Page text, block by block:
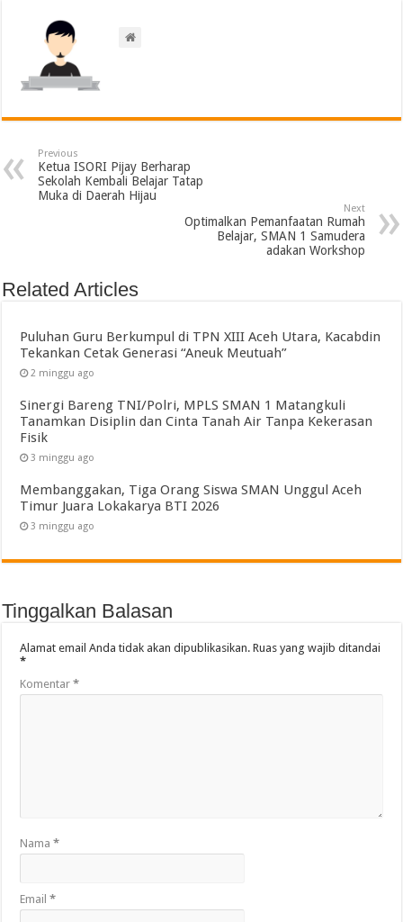
Previous
Ketua ISORI Pijay Berharap
Sekolah Kembali Belajar Tatap
Muka di Daerah Hijau
Next
Optimalkan Pemanfaatan Rumah
Belajar, SMAN 1 Samudera
adakan Workshop
Related Articles
Puluhan Guru Berkumpul di TPN XIII Aceh Utara, Kacabdin
Tekankan Cetak Generasi “Aneuk Meutuah”
2 minggu ago
Sinergi Bareng TNI/Polri, MPLS SMAN 1 Matangkuli
Tanamkan Disiplin dan Cinta Tanah Air Tanpa Kekerasan
Fisik
3 minggu ago
Membanggakan, Tiga Orang Siswa SMAN Unggul Aceh
Timur Juara Lokakarya BTI 2026
3 minggu ago
Tinggalkan Balasan
Alamat email Anda tidak akan dipublikasikan. Ruas yang wajib ditandai
*
Komentar*
Nama*
Email*